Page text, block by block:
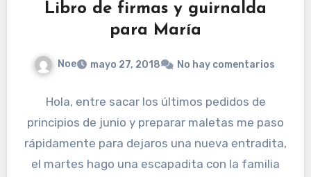
Libro de firmas y guirnalda
para María
Noe mayo 27, 2018 No hay comentarios
Hola, entre sacar los últimos pedidos de
principios de junio y preparar maletas me paso
rápidamente para dejaros una nueva entradita,
el martes hago una escapadita con la familia